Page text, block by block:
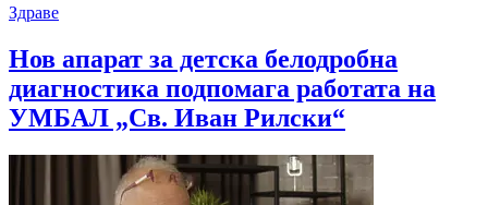
Здраве
Нов апарат за детска белодробна
диагностика подпомага работата на
УМБАЛ „Св. Иван Рилски“